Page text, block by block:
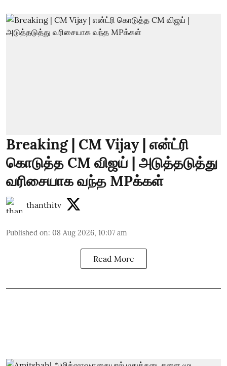
Breaking | CM Vijay | என்ட்ரி
கொடுத்த CM விஜய் | அடுத்தடுத்து
வரிசையாக வந்த MPக்கள்
thanthitv
Published on: 08 Aug 2026, 10:07 am
Read More